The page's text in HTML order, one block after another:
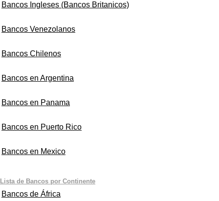
Bancos Ingleses (Bancos Britanicos)
Bancos Venezolanos
Bancos Chilenos
Bancos en Argentina
Bancos en Panama
Bancos en Puerto Rico
Bancos en Mexico
Lista de Bancos por Continente
Bancos de África